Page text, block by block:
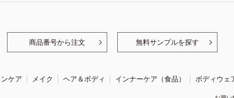
商品番号から注文 無料サンプルを探す
ケア メイク ヘア＆ボディ インナーケア（食品） ボディウェ